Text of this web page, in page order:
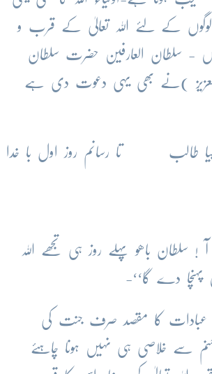
کے لئے اللہ تعالیٰ کے قرب و
- سلطان العارفین حضرت سلطان
)نے بھی یہی دعوت دی ہے
طالب تا رسانم روز اول با خدا
! سلطان باھو پہلے روز ہی تجھے اللہ
پہنچا دے گا‘‘-
عبادات کا مقصد صرف جنت کی
سے خلاصی ہی نہیں ہونا چاہئے